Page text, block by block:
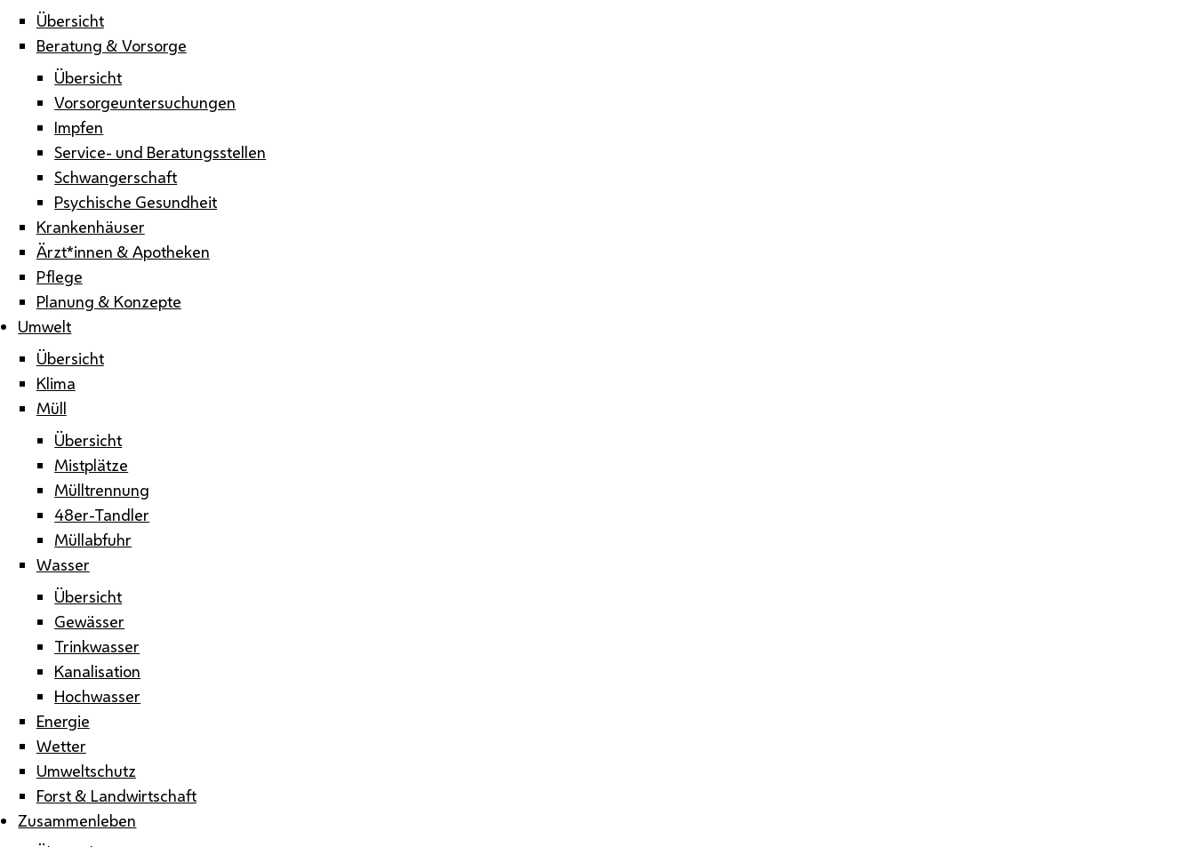
Übersicht
Beratung & Vorsorge
Übersicht
Vorsorgeuntersuchungen
Impfen
Service- und Beratungsstellen
Schwangerschaft
Psychische Gesundheit
Krankenhäuser
Ärzt*innen & Apotheken
Pflege
Planung & Konzepte
Umwelt
Übersicht
Klima
Müll
Übersicht
Mistplätze
Mülltrennung
48er-Tandler
Müllabfuhr
Wasser
Übersicht
Gewässer
Trinkwasser
Kanalisation
Hochwasser
Energie
Wetter
Umweltschutz
Forst & Landwirtschaft
Zusammenleben